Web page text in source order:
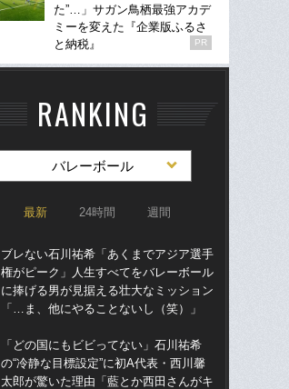
た”…」サガン鳥栖最強アカデ
ミーを変えた『企業版ふるさ
と納税』
PR
RANKING
バレーボール
最新 24時間 週間
ブレない石川祐希「あくまでアジア選手
権がピーク」人生すべてをバレーボール
に捧げる男が見据える壮大なミッション
「…ま、他にやることないし（笑）」
「どの国にもビビってない」石川祐希
の“冷静な目標設定”に初A代表・西川馨
太郎が驚いた理由「藍とか西田さんがキ